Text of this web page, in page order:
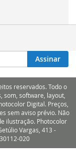
Assinar
reservados. Todo o
som, software, layout,
Digital. Preços,
sem aviso prévio. Não
ilustração. Photocolor
Vargas, 413 -
020